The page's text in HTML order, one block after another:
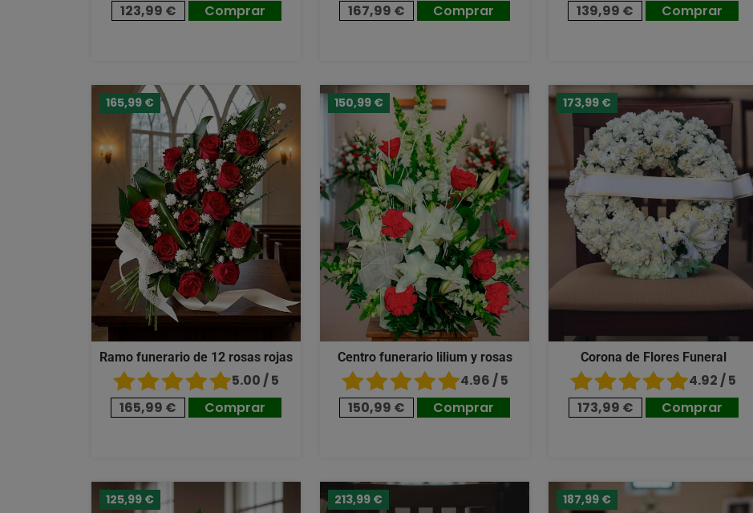
123,99 €
Comprar
167,99 €
Comprar
139,99 €
Comprar
165,99 €
Ramo funerario de 12 rosas rojas
5.00 / 5
165,99 €
Comprar
150,99 €
Centro funerario lilium y rosas
4.96 / 5
150,99 €
Comprar
173,99 €
Corona de Flores Funeral
4.92 / 5
173,99 €
Comprar
125,99 € 213,99 € 187,99 €